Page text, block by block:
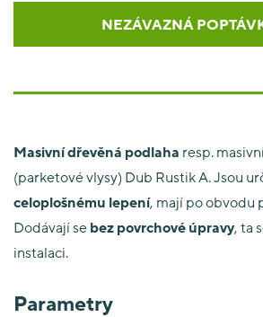
NEZÁVAZNÁ
Masivní dřevěná podlaha resp.
(parketové vlysy) Dub Rustik A. Jsou
celoplošnému lepení, mají po obvodu
Dodávají se bez povrchové úpravy, ta
instalaci.
Parametry